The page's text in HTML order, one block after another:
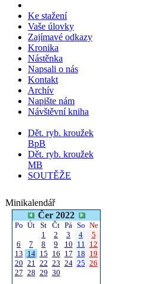
Ke stažení
Vaše úlovky
Zajímavé odkazy
Kronika
Nástěnka
Napsali o nás
Kontakt
Archív
Napište nám
Návštěvní kniha
Dět. ryb. kroužek
BpB
Dět. ryb. kroužek
MB
SOUTĚŽE
Minikalendář
Čer 2022
Po Út St Čt Pá So Ne
1
2 3 4
5
6
7 8 9 10 11 12
13 14 15 16 17 18 19
20 21 22 23 24 25 26
27 28 29 30